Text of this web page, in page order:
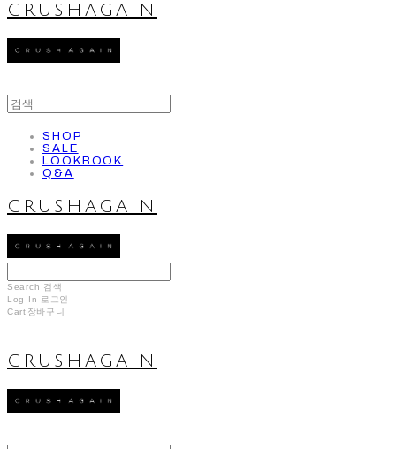
CRUSHAGAIN
SHOP
SALE
LOOKBOOK
Q&A
CRUSHAGAIN
Search 검색
Log In
로그인
Cart 장바구니
CRUSHAGAIN